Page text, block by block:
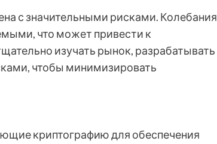
с значительными рисками. Колебания
что может привести к
изучать рынок, разрабатывать
чтобы минимизировать
криптографию для обеспечения